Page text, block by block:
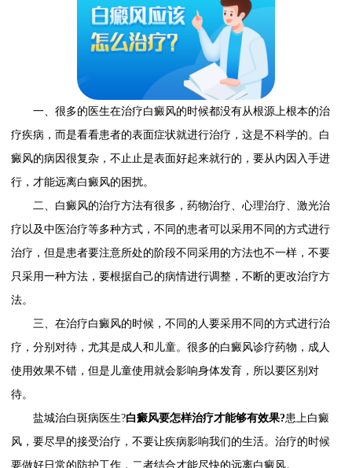
一、很多的医生在治疗白癜风的时候都没有从根源上根本的治
疗疾病，而是看看患者的表面症状就进行治疗，这是不科学的。白
癜风的病因很复杂，不止止是表面好起来就行的，要从内因入手进
行，才能远离白癜风的困扰。
二、白癜风的治疗方法有很多，药物治疗、心理治疗、激光治
疗以及中医治疗等多种方式，不同的患者可以采用不同的方式进行
治疗，但是患者要注意所处的阶段不同采用的方法也不一样，不要
只采用一种方法，要根据自己的病情进行调整，不断的更改治疗方
法。
三、在治疗白癜风的时候，不同的人要采用不同的方式进行治
疗，分别对待，尤其是成人和儿童。很多的白癜风诊疗药物，成人
使用效果不错，但是儿童使用就会影响身体发育，所以要区别对
待。
盐城治白斑病医生?白癜风要怎样治疗才能够有效果?患上白癜
风，要尽早的接受治疗，不要让疾病影响我们的生活。治疗的时候
要做好日常的防护工作，二者结合才能尽快的远离白癜风。